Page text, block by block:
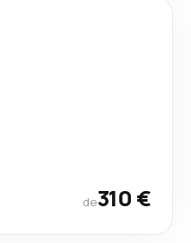
de310 €